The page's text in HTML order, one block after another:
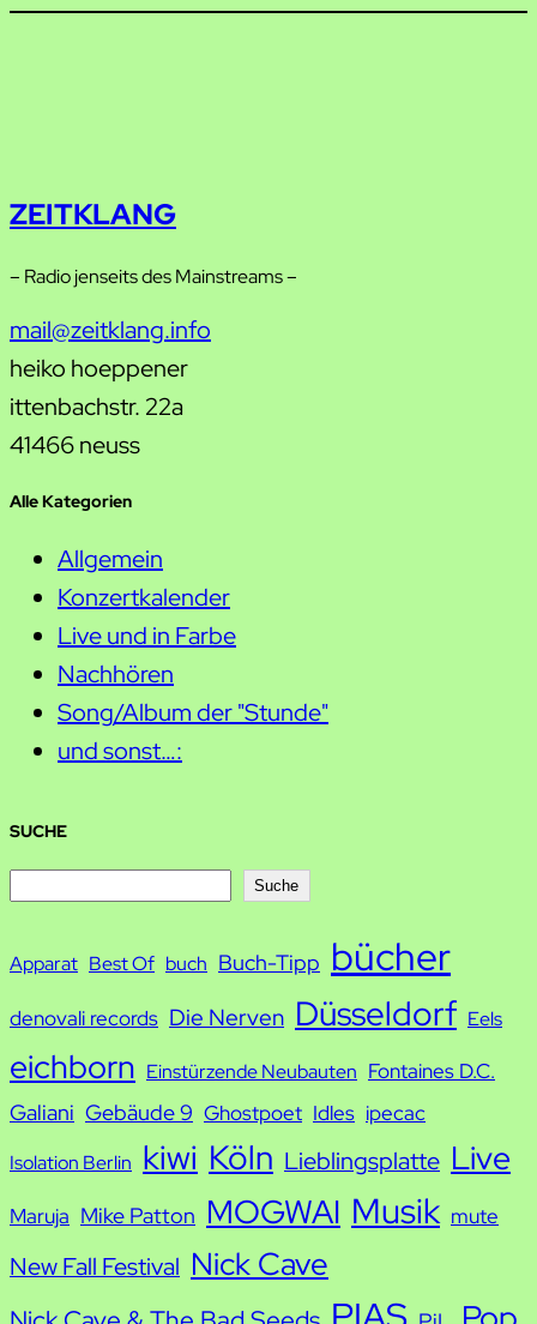
ZEITKLANG
– Radio jenseits des Mainstreams –
mail@zeitklang.info
heiko hoeppener
ittenbachstr. 22a
41466 neuss
Alle Kategorien
Allgemein
Konzertkalender
Live und in Farbe
Nachhören
Song/Album der "Stunde"
und sonst…:
SUCHE
c
Suche
Apparat Best Of buch Buch-Tipp bücher
denovali records Die Nerven Düsseldorf Eels
eichborn Einstürzende Neubauten Fontaines D.C.
Galiani Gebäude 9 Ghostpoet Idles ipecac
Isolation Berlin kiwi Köln Lieblingsplatte Live
Maruja Mike Patton MOGWAI Musik mute
New Fall Festival Nick Cave